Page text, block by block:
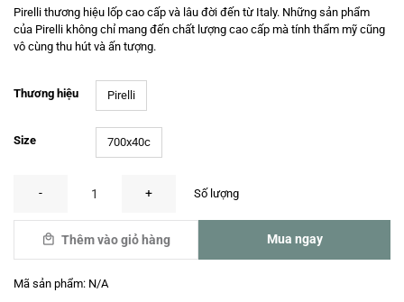
Pirelli thương hiệu lốp cao cấp và lâu đời đến từ Italy. Những sản phẩm
của Pirelli không chỉ mang đến chất lượng cao cấp mà tính thẩm mỹ cũng
vô cùng thu hút và ấn tượng.
Thương hiệu Pirelli
Size 700x40c
Thêm vào giỏ hàng Mua ngay
Mã sản phẩm: N/A